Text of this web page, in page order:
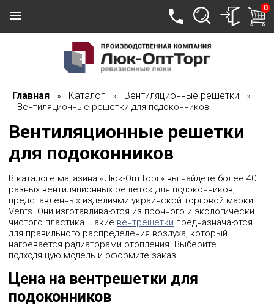
0
Главная » Каталог » Вентиляционные решетки »
Вентиляционные решетки для подоконников
Вентиляционные решетки
для подоконников
В каталоге магазина «Люк-ОптТорг» вы найдете более 40
разных вентиляционных решеток для подоконников,
представленных изделиями украинской торговой марки
Vents. Они изготавливаются из прочного и экологически
чистого пластика. Такие вентрешетки предназначаются
для правильного распределения воздуха, который
нагревается радиаторами отопления. Выберите
подходящую модель и оформите заказ.
Цена на вентрешетки для
подоконников